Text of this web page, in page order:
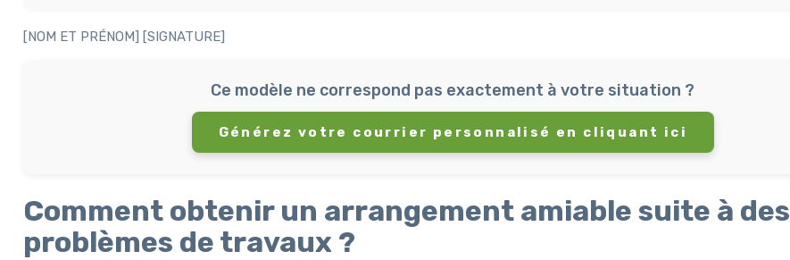
[NOM ET PRÉNOM] [SIGNATURE]
Ce modèle ne correspond pas exactement à votre situation ?
Générez votre courrier personnalisé en cliquant ici
Comment obtenir un arrangement amiable suite à des
problèmes de travaux ?